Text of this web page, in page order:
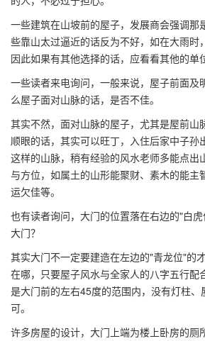
一些建筑在山坡前的屋子，发展商会强调那
些靠山太过逼近的话反为不好，如在大雨时
因此如果有其他选择的话，应看看其他的单
一些读者来电询问，一般来说，屋子前面及
么屋子面对山脉的话，是否不佳。
其实不然，面对山脉的屋子，尤其是屋前山
顺眼的话，其实可以旺丁，入住后家中子孙
这样的山脉，稍有经验的风水老师多能点出
与方位，如属土的山形能聚财、素木的能主
运欠佳等。
也有读者询问，大门的位置落在右边的"白
大门？
其实大门不一定要建造在左边的"青龙位"的
在哪，只要屋子风水与全家人的八字五行配
是大门前的左右45度的范围内，没有灯柱、
可。
许多房屋的设计，大门上端为楼上卧房的厕